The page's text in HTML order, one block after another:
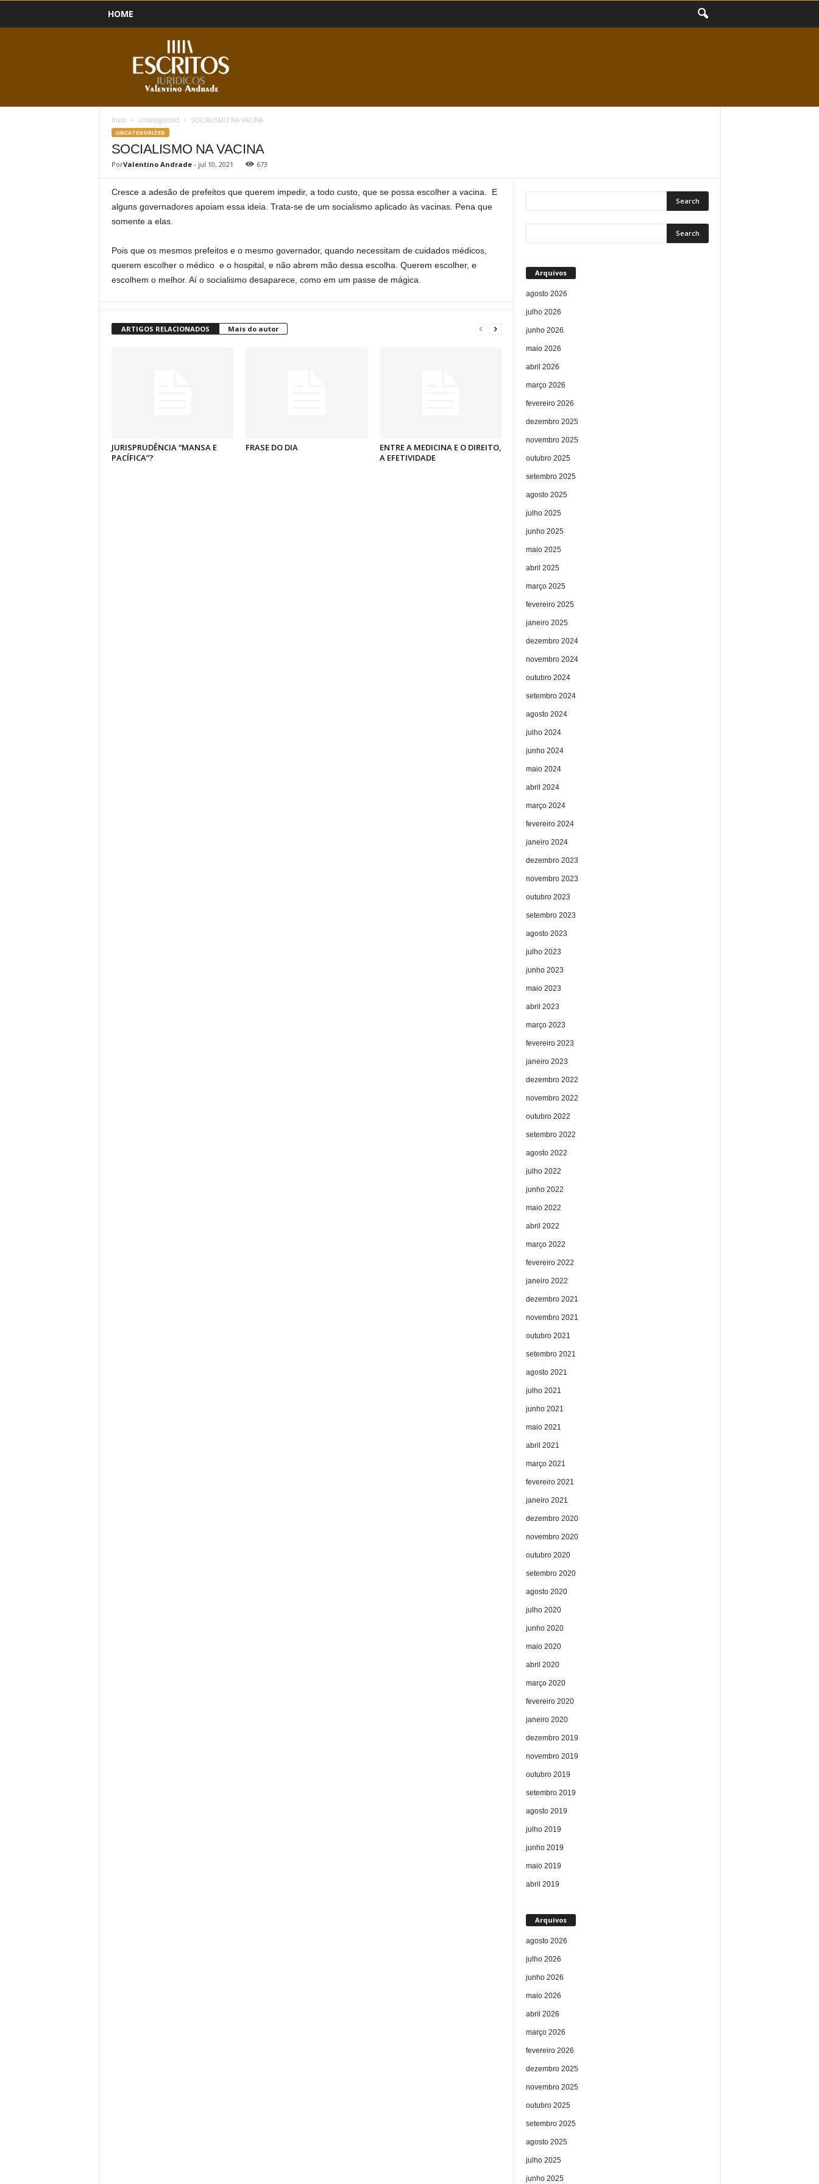
HOME
Início Uncategorized SOCIALISMO NA VACINA
UNCATEGORIZED
SOCIALISMO NA VACINA
PorValentino Andrade- jul 10, 2021 673
Cresce a adesão de prefeitos que querem impedir, a todo custo, que se possa escolher a vacina. E
alguns governadores apoiam essa ideia. Trata-se de um socialismo aplicado às vacinas. Pena que
somente a elas.
Pois que os mesmos prefeitos e o mesmo governador, quando necessitam de cuidados médicos,
querem escolher o médico e o hospital, e não abrem mão dessa escolha. Querem escolher, e
escolhem o melhor. Aí o socialismo desaparece, como em um passe de mágica.
ARTIGOS RELACIONADOS Mais do autor
JURISPRUDÊNCIA “MANSA E
PACÍFICA”?
FRASE DO DIA
ENTRE A MEDICINA E O DIREITO,
A EFETIVIDADE
Arquivos
agosto 2026
julho 2026
junho 2026
maio 2026
abril 2026
março 2026
fevereiro 2026
dezembro 2025
novembro 2025
outubro 2025
setembro 2025
agosto 2025
julho 2025
junho 2025
maio 2025
abril 2025
março 2025
fevereiro 2025
janeiro 2025
dezembro 2024
novembro 2024
outubro 2024
setembro 2024
agosto 2024
julho 2024
junho 2024
maio 2024
abril 2024
março 2024
fevereiro 2024
janeiro 2024
dezembro 2023
novembro 2023
outubro 2023
setembro 2023
agosto 2023
julho 2023
junho 2023
maio 2023
abril 2023
março 2023
fevereiro 2023
janeiro 2023
dezembro 2022
novembro 2022
outubro 2022
setembro 2022
agosto 2022
julho 2022
junho 2022
maio 2022
abril 2022
março 2022
fevereiro 2022
janeiro 2022
dezembro 2021
novembro 2021
outubro 2021
setembro 2021
agosto 2021
julho 2021
junho 2021
maio 2021
abril 2021
março 2021
fevereiro 2021
janeiro 2021
dezembro 2020
novembro 2020
outubro 2020
setembro 2020
agosto 2020
julho 2020
junho 2020
maio 2020
abril 2020
março 2020
fevereiro 2020
janeiro 2020
dezembro 2019
novembro 2019
outubro 2019
setembro 2019
agosto 2019
julho 2019
junho 2019
maio 2019
abril 2019
Arquivos
agosto 2026
julho 2026
junho 2026
maio 2026
abril 2026
março 2026
fevereiro 2026
dezembro 2025
novembro 2025
outubro 2025
setembro 2025
agosto 2025
julho 2025
junho 2025